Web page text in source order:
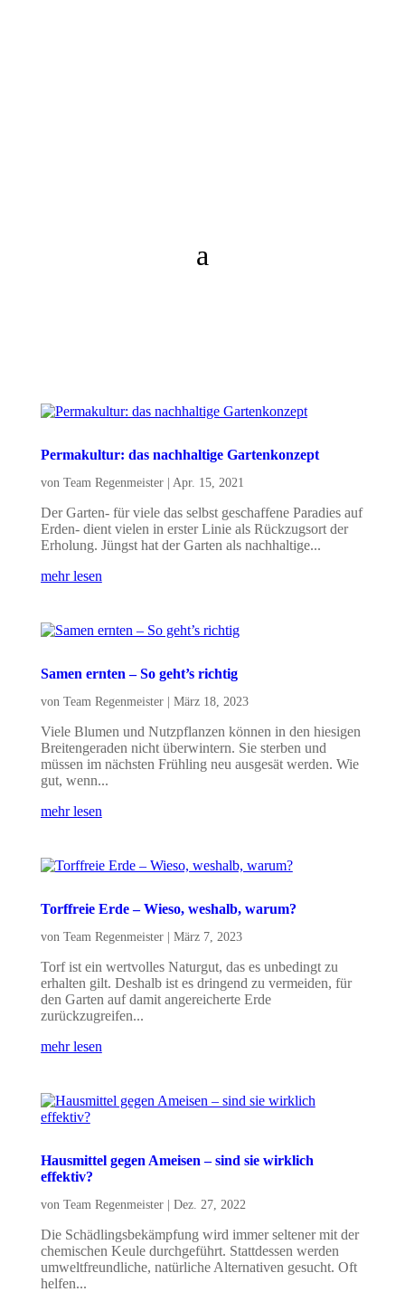
Permakultur: das nachhaltige Gartenkonzept
von Team Regenmeister| Apr. 15, 2021
Der Garten- für viele das selbst geschaffene Paradies auf
Erden- dient vielen in erster Linie als Rückzugsort der
Erholung. Jüngst hat der Garten als nachhaltige...
mehr lesen
Samen ernten – So geht’s richtig
von Team Regenmeister| März 18, 2023
Viele Blumen und Nutzpflanzen können in den hiesigen
Breitengeraden nicht überwintern. Sie sterben und
müssen im nächsten Frühling neu ausgesät werden. Wie
gut, wenn...
mehr lesen
Torffreie Erde – Wieso, weshalb, warum?
von Team Regenmeister| März 7, 2023
Torf ist ein wertvolles Naturgut, das es unbedingt zu
erhalten gilt. Deshalb ist es dringend zu vermeiden, für
den Garten auf damit angereicherte Erde
zurückzugreifen...
mehr lesen
Hausmittel gegen Ameisen – sind sie wirklich
effektiv?
von Team Regenmeister| Dez. 27, 2022
Die Schädlingsbekämpfung wird immer seltener mit der
chemischen Keule durchgeführt. Stattdessen werden
umweltfreundliche, natürliche Alternativen gesucht. Oft
helfen...